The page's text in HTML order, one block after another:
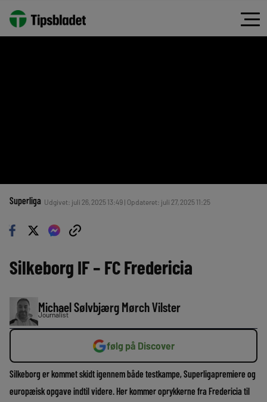
Superliga Udgivet: juli 26, 2025 13:49 | Opdateret: juli 27, 2025 11:25
Silkeborg IF – FC Fredericia
Michael Sølvbjærg Mørch Vilster
Journalist
følg på Discover
Silkeborg er kommet skidt igennem både testkampe, Superligapremiere og
europæisk opgave indtil videre. Her kommer oprykkerne fra Fredericia til